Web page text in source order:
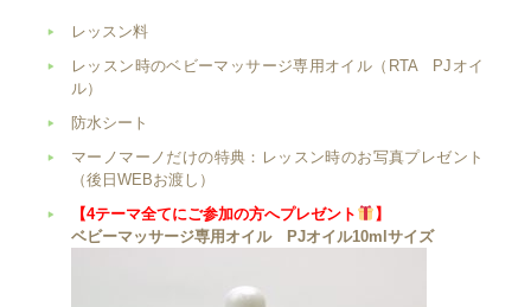
レッスン料
レッスン時のベビーマッサージ専用オイル（RTA PJオイ
ル）
防水シート
マーノマーノだけの特典：レッスン時のお写真プレゼント
（後日WEBお渡し）
【4テーマ全てにご参加の方へプレゼント
】
ベビーマッサージ専用オイル PJオイル10mlサイズ